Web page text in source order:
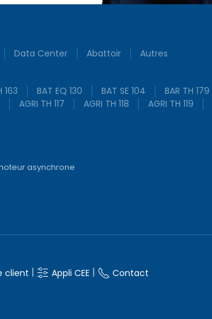
Data Center Abattoir Autres
163 BAT EQ 130 BAT SE 104 BAR TH 179
AGRI TH 117 AGRI TH 118 AGRI TH 119
asynchrone
client | Appli CEE | Contact